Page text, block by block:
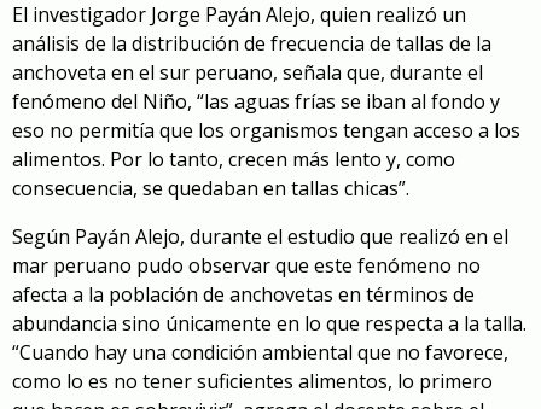
El investigador Jorge Payán Alejo, quien realizó un
análisis de la distribución de frecuencia de tallas de la
anchoveta en el sur peruano, señala que, durante el
fenómeno del Niño, “las aguas frías se iban al fondo y
eso no permitía que los organismos tengan acceso a los
alimentos. Por lo tanto, crecen más lento y, como
consecuencia, se quedaban en tallas chicas”.
Según Payán Alejo, durante el estudio que realizó en el
mar peruano pudo observar que este fenómeno no
afecta a la población de anchovetas en términos de
abundancia sino únicamente en lo que respecta a la talla.
“Cuando hay una condición ambiental que no favorece,
como lo es no tener suficientes alimentos, lo primero